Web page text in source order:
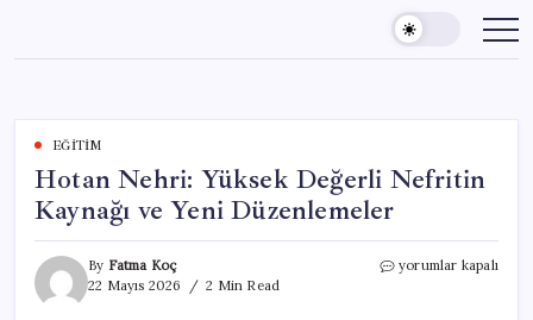
content
EĞITIM
Hotan Nehri: Yüksek Değerli Nefritin
Kaynağı ve Yeni Düzenlemeler
By Fatma Koç
22 Mayıs 2026
2 Min Read
Hotan
yorumlar kapalı